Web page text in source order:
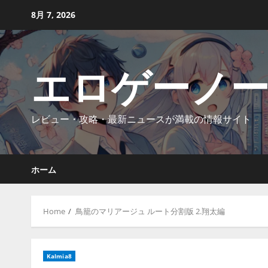
content
8月 7, 2026
エロゲーノ
レビュー・攻略・最新ニュースが満載の情報サイト
ホーム
Home 鳥籠のマリアージュ ルート分割版 2.翔太編
Kalmia8